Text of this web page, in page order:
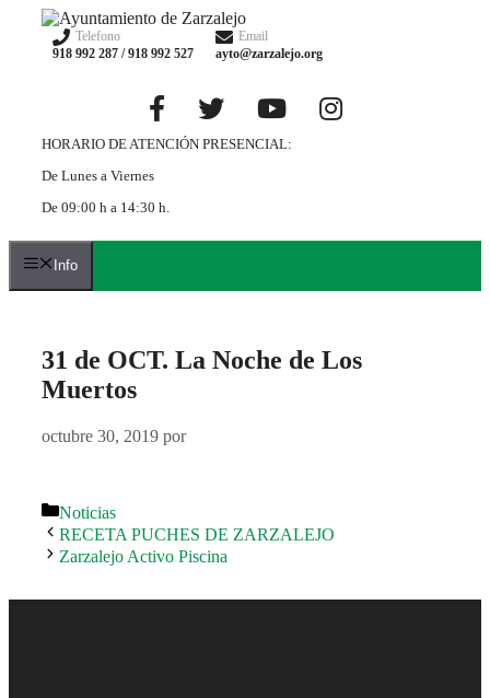
Saltar
contenido
Telefono
918 992 287 / 918 992 527
Email
ayto@zarzalejo.org
HORARIO DE ATENCIÓN PRESENCIAL:
De Lunes a Viernes
De 09:00 h a 14:30 h.
Info
31 de OCT. La Noche de Los
Muertos
octubre 30, 2019 por
Categorías
Noticias
RECETA PUCHES DE ZARZALEJO
Zarzalejo Activo Piscina